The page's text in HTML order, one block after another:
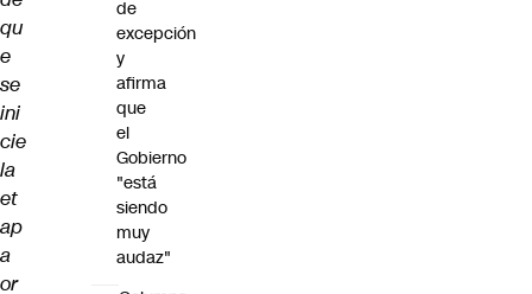
qu
e
se
ini
cie
la
et
ap
a
or
de
excepción
y
afirma
que
el
Gobierno
"está
siendo
muy
audaz"